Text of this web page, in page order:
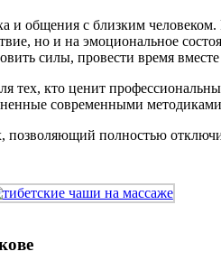
общения с близким человеком.
но и на эмоциональное
силы, провести время
тех, кто ценит
современными
полностью